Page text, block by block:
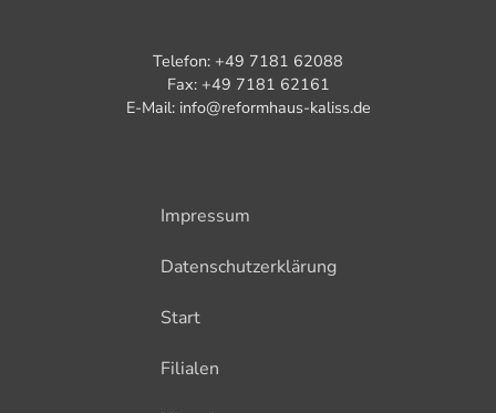
Telefon: +49 7181 62088
Fax: +49 7181 62161
E-Mail: info@reformhaus-kaliss.de
Impressum
Datenschutzerklärung
Start
Filialen